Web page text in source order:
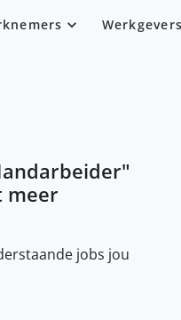
Werkgevers
"
meer
jobs jou